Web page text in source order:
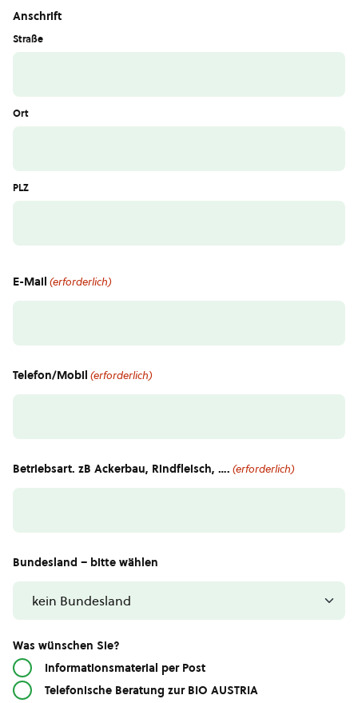
Anschrift
Straße
Ort
PLZ
E-Mail (erforderlich)
Telefon/Mobil (erforderlich)
Betriebsart. zB Ackerbau, Rindfleisch, …. (erforderlich)
Bundesland – bitte wählen
Was wünschen Sie?
Informationsmaterial per Post
Telefonische Beratung zur BIO AUSTRIA